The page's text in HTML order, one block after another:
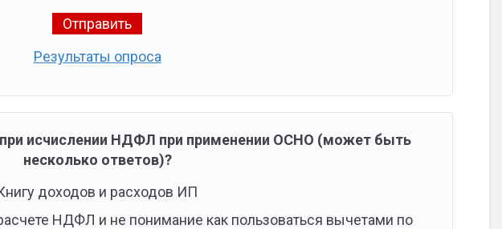
Результаты опроса
при исчислении НДФЛ при применении ОСНО (может быть
несколько ответов)?
доходов и расходов ИП
НДФЛ и не понимание как пользоваться вычетами по